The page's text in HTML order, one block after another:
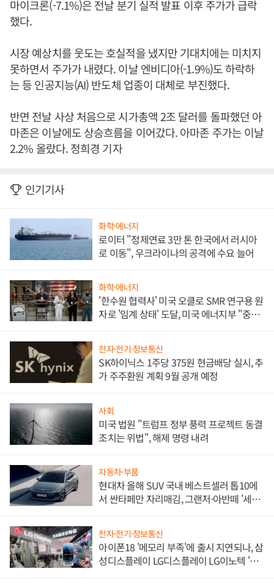
마이크론(-7.1%)은 전날 분기 실적 발표 이후 주가가 급락
했다.
시장 예상치를 웃도는 호실적을 냈지만 기대치에는 미치지
못하면서 주가가 내렸다. 이날 엔비디아(-1.9%)도 하락하
는 등 인공지능(AI) 반도체 업종이 대체로 부진했다.
반면 전날 사상 처음으로 시가총액 2조 달러를 돌파했던 아
마존은 이날에도 상승흐름을 이어갔다. 아마존 주가는 이날
2.2% 올랐다. 정희경 기자
인기기사
화학·에너지
로이터 "정제연료 3만 톤 한국에서 러시아
로 이동", 우크라이나의 공격에 수요 늘어
화학·에너지
'한수원 협력사' 미국 오클로 SMR 연구용 원
자로 '임계 상태' 도달, 미국 에너지부 "중요
전자·전기·정보통신
SK하이닉스 1주당 375원 현금배당 실시, 추
가 주주환원 계획 9월 공개 예정
사회
미국 법원 "트럼프 정부 풍력 프로젝트 동결
조치는 위법", 해제 명령 내려
자동차·부품
현대차 올해 SUV 국내 베스트셀러 톱10에
서 싼타페만 자리매김, 그랜저·아반떼 '세단
전자·전기·정보통신
아이폰18 '메모리 부족'에 출시 지연되나, 삼
성디스플레이 LG디스플레이 LG이노텍 '탈